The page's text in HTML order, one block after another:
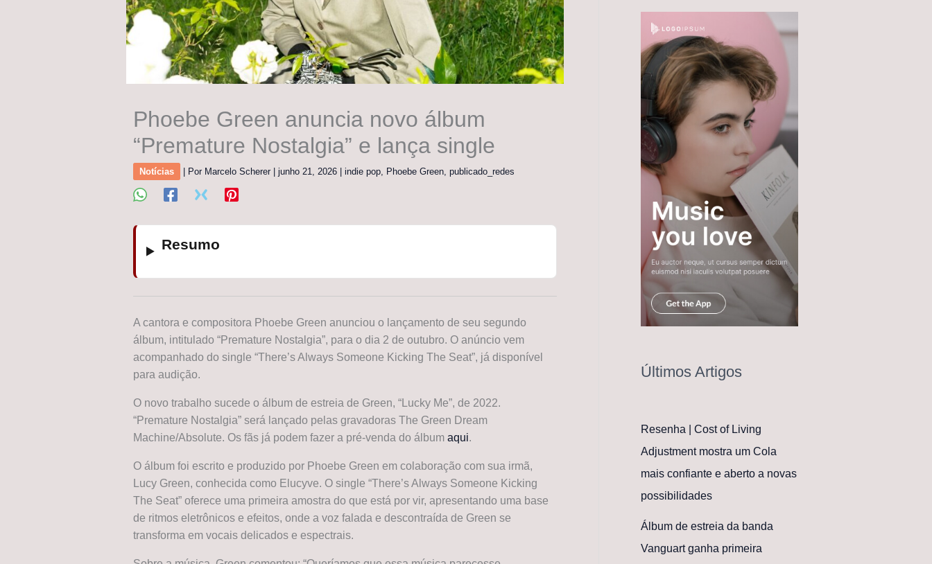
Phoebe Green anuncia novo álbum
“Premature Nostalgia” e lança single
Notícias | Por Marcelo Scherer junho 21, 2026 indie pop Phoebe Green publicado_redes
Resumo
A cantora e compositora Phoebe Green anunciou o lançamento de seu segundo
álbum, intitulado “Premature Nostalgia”, para o dia 2 de outubro. O anúncio vem
acompanhado do single “There’s Always Someone Kicking The Seat”, já disponível
para audição.
O novo trabalho sucede o álbum de estreia de Green, “Lucky Me”, de 2022.
“Premature Nostalgia” será lançado pelas gravadoras The Green Dream
Machine/Absolute. Os fãs já podem fazer a pré-venda do álbum aqui.
O álbum foi escrito e produzido por Phoebe Green em colaboração com sua irmã,
Lucy Green, conhecida como Elucyve. O single “There’s Always Someone Kicking
The Seat” oferece uma primeira amostra do que está por vir, apresentando uma base
de ritmos eletrônicos e efeitos, onde a voz falada e descontraída de Green se
transforma em vocais delicados e espectrais.
Últimos Artigos
Resenha | Cost of Living
Adjustment mostra um Cola
mais confiante e aberto a novas
possibilidades
Álbum de estreia da banda
Vanguart ganha primeira